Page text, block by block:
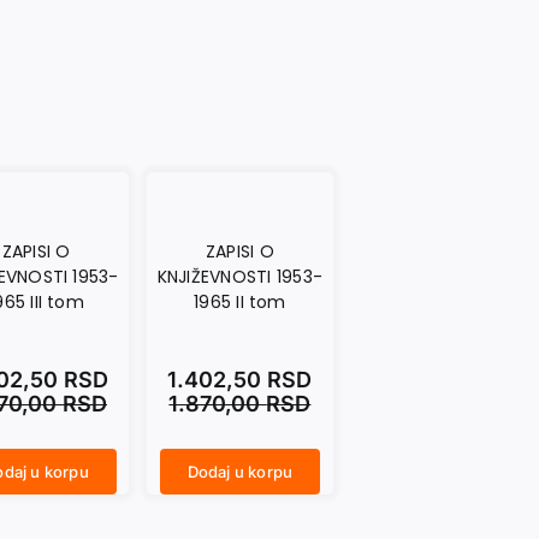
ZAPISI O
1953-
III tom
RSD
RSD
u korpu
ZAPISI O
KNJIŽEVNOSTI 1953-
1965 II tom
1.870,00RSD
1.402,50 RSD
Dodaj u korpu